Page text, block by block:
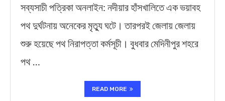
সব্যসাচী পত্রিকা অনলাইন: নদীয়ার হাঁসখালিতে এক ভয়াবহ
পথ দুর্ঘটনায় অনেকের মৃত্যু ঘটে। তারপরই জেলায় জেলায়
শুরু হয়েছে পথ নিরাপত্তা কর্মসূচী। বুধবার মেদিনীপুর শহরে
পথ …
READ MORE